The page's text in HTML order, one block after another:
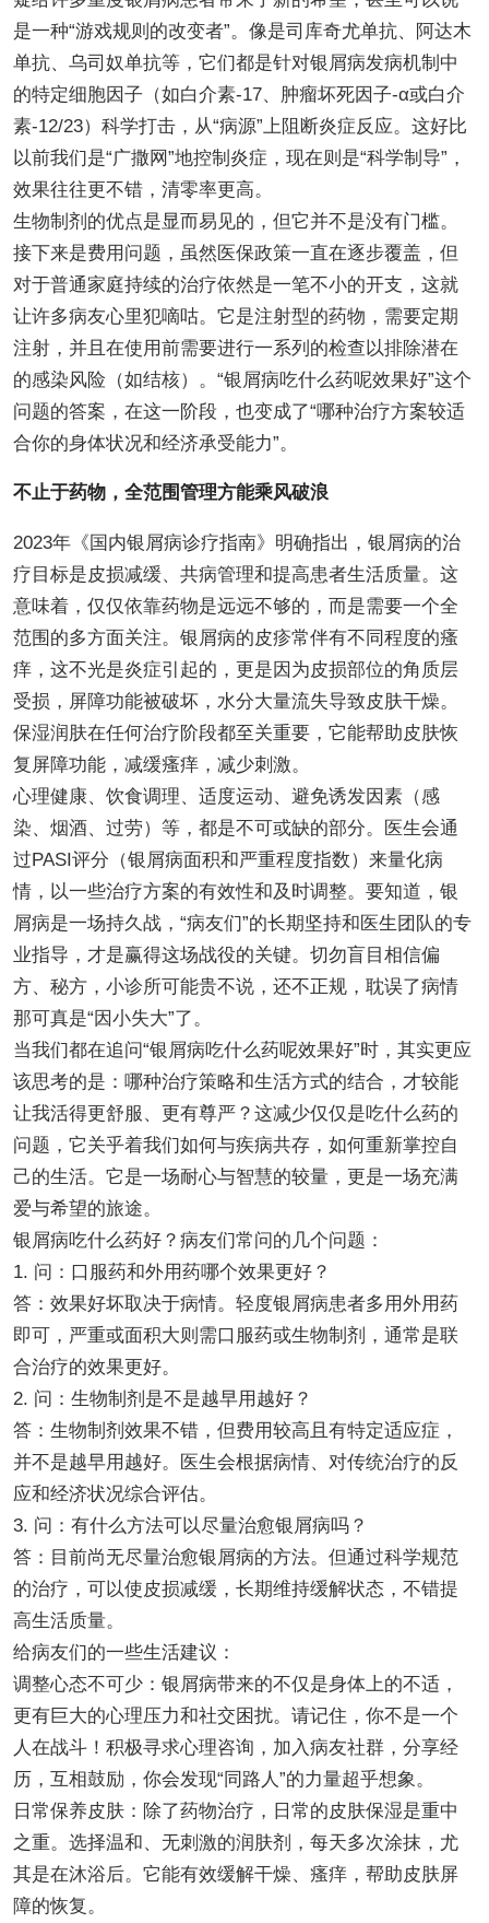
是一种“游戏规则的改变者”。像是司库奇尤单抗、阿达木
单抗、乌司奴单抗等，它们都是针对银屑病发病机制中
的特定细胞因子（如白介素-17、肿瘤坏死因子-α或白介
素-12/23）科学打击，从“病源”上阻断炎症反应。这好比
以前我们是“广撒网”地控制炎症，现在则是“科学制导”，
效果往往更不错，清零率更高。
生物制剂的优点是显而易见的，但它并不是没有门槛。
接下来是费用问题，虽然医保政策一直在逐步覆盖，但
对于普通家庭持续的治疗依然是一笔不小的开支，这就
让许多病友心里犯嘀咕。它是注射型的药物，需要定期
注射，并且在使用前需要进行一系列的检查以排除潜在
的感染风险（如结核）。“银屑病吃什么药呢效果好”这个
问题的答案，在这一阶段，也变成了“哪种治疗方案较适
合你的身体状况和经济承受能力”。
不止于药物，全范围管理方能乘风破浪
2023年《国内银屑病诊疗指南》明确指出，银屑病的治
疗目标是皮损减缓、共病管理和提高患者生活质量。这
意味着，仅仅依靠药物是远远不够的，而是需要一个全
范围的多方面关注。银屑病的皮疹常伴有不同程度的瘙
痒，这不光是炎症引起的，更是因为皮损部位的角质层
受损，屏障功能被破坏，水分大量流失导致皮肤干燥。
保湿润肤在任何治疗阶段都至关重要，它能帮助皮肤恢
复屏障功能，减缓瘙痒，减少刺激。
心理健康、饮食调理、适度运动、避免诱发因素（感
染、烟酒、过劳）等，都是不可或缺的部分。医生会通
过PASI评分（银屑病面积和严重程度指数）来量化病
情，以一些治疗方案的有效性和及时调整。要知道，银
屑病是一场持久战，“病友们”的长期坚持和医生团队的专
业指导，才是赢得这场战役的关键。切勿盲目相信偏
方、秘方，小诊所可能贵不说，还不正规，耽误了病情
那可真是“因小失大”了。
当我们都在追问“银屑病吃什么药呢效果好”时，其实更应
该思考的是：哪种治疗策略和生活方式的结合，才较能
让我活得更舒服、更有尊严？这减少仅仅是吃什么药的
问题，它关乎着我们如何与疾病共存，如何重新掌控自
己的生活。它是一场耐心与智慧的较量，更是一场充满
爱与希望的旅途。
银屑病吃什么药好？病友们常问的几个问题：
1. 问：口服药和外用药哪个效果更好？
答：效果好坏取决于病情。轻度银屑病患者多用外用药
即可，严重或面积大则需口服药或生物制剂，通常是联
合治疗的效果更好。
2. 问：生物制剂是不是越早用越好？
答：生物制剂效果不错，但费用较高且有特定适应症，
并不是越早用越好。医生会根据病情、对传统治疗的反
应和经济状况综合评估。
3. 问：有什么方法可以尽量治愈银屑病吗？
答：目前尚无尽量治愈银屑病的方法。但通过科学规范
的治疗，可以使皮损减缓，长期维持缓解状态，不错提
高生活质量。
给病友们的一些生活建议：
调整心态不可少：银屑病带来的不仅是身体上的不适，
更有巨大的心理压力和社交困扰。请记住，你不是一个
人在战斗！积极寻求心理咨询，加入病友社群，分享经
历，互相鼓励，你会发现“同路人”的力量超乎想象。
日常保养皮肤：除了药物治疗，日常的皮肤保湿是重中
之重。选择温和、无刺激的润肤剂，每天多次涂抹，尤
其是在沐浴后。它能有效缓解干燥、瘙痒，帮助皮肤屏
障的恢复。